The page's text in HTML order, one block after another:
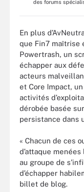
des forums
En plus
que Fin7 maîtrise
Powertrash, un
échapper aux
acteurs
et Core Impact,
activités
dérobée basée
persistance dans
« Chacun de ces
d’attaque
au groupe de
d’échapper
billet de blog.